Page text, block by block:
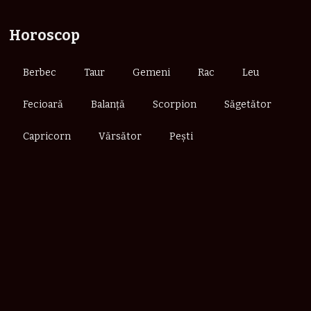
Horoscop
Berbec Taur Gemeni Rac Leu
Fecioară Balanță Scorpion Săgetător
Capricorn Vărsător Pești